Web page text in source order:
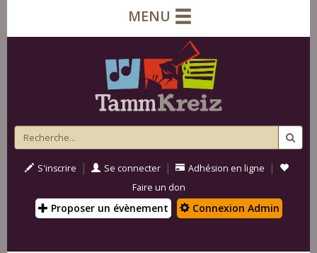
MENU
S'inscrire | Se connecter | Adhésion en ligne |
Faire un don
Proposer un évènement Connexion Admin